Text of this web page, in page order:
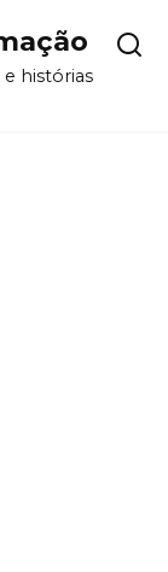
histórias